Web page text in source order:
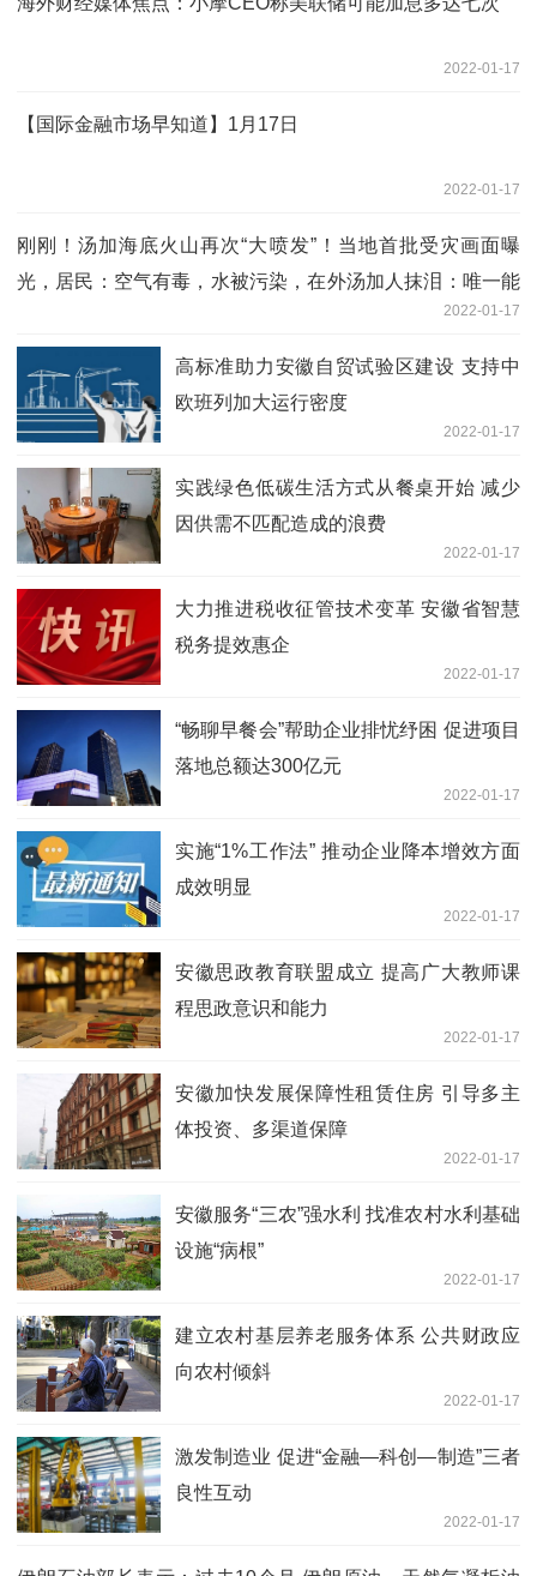
2022-01-17
【国际金融市场早知道】1月17日
2022-01-17
刚刚！汤加海底火山再次“大喷发”！当地首批受灾画面曝
光，居民：空气有毒，水被污染，在外汤加人抹泪：唯一能
2022-01-17
高标准助力安徽自贸试验区建设 支持中
欧班列加大运行密度
2022-01-17
实践绿色低碳生活方式从餐桌开始 减少
因供需不匹配造成的浪费
2022-01-17
大力推进税收征管技术变革 安徽省智慧
税务提效惠企
2022-01-17
“畅聊早餐会”帮助企业排忧纾困 促进项目
落地总额达300亿元
2022-01-17
实施“1%工作法” 推动企业降本增效方面
成效明显
2022-01-17
安徽思政教育联盟成立 提高广大教师课
程思政意识和能力
2022-01-17
安徽加快发展保障性租赁住房 引导多主
体投资、多渠道保障
2022-01-17
安徽服务“三农”强水利 找准农村水利基础
设施“病根”
2022-01-17
建立农村基层养老服务体系 公共财政应
向农村倾斜
2022-01-17
激发制造业 促进“金融—科创—制造”三者
良性互动
2022-01-17